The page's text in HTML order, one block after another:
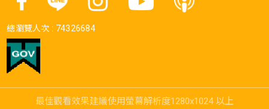
總瀏覽人次 : 74326684
最佳觀看效果建議使用螢幕解析度1280x1024 以上